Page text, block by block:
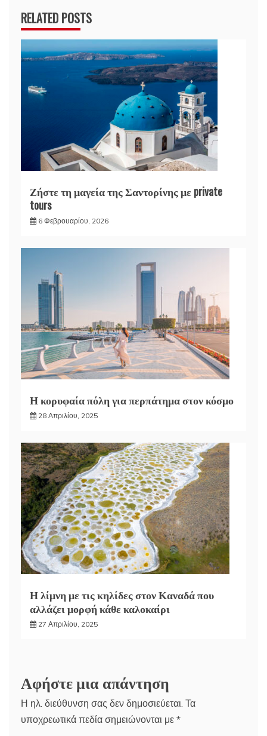
RELATED POSTS
Ζήστε τη μαγεία της Σαντορίνης με private
tours
6 Φεβρουαρίου, 2026
Η κορυφαία πόλη για περπάτημα στον κόσμο
28 Απριλίου, 2025
Η λίμνη με τις κηλίδες στον Καναδά που
αλλάζει μορφή κάθε καλοκαίρι
27 Απριλίου, 2025
Αφήστε μια απάντηση
Η ηλ. διεύθυνση σας δεν δημοσιεύεται. Τα
υποχρεωτικά πεδία σημειώνονται με *